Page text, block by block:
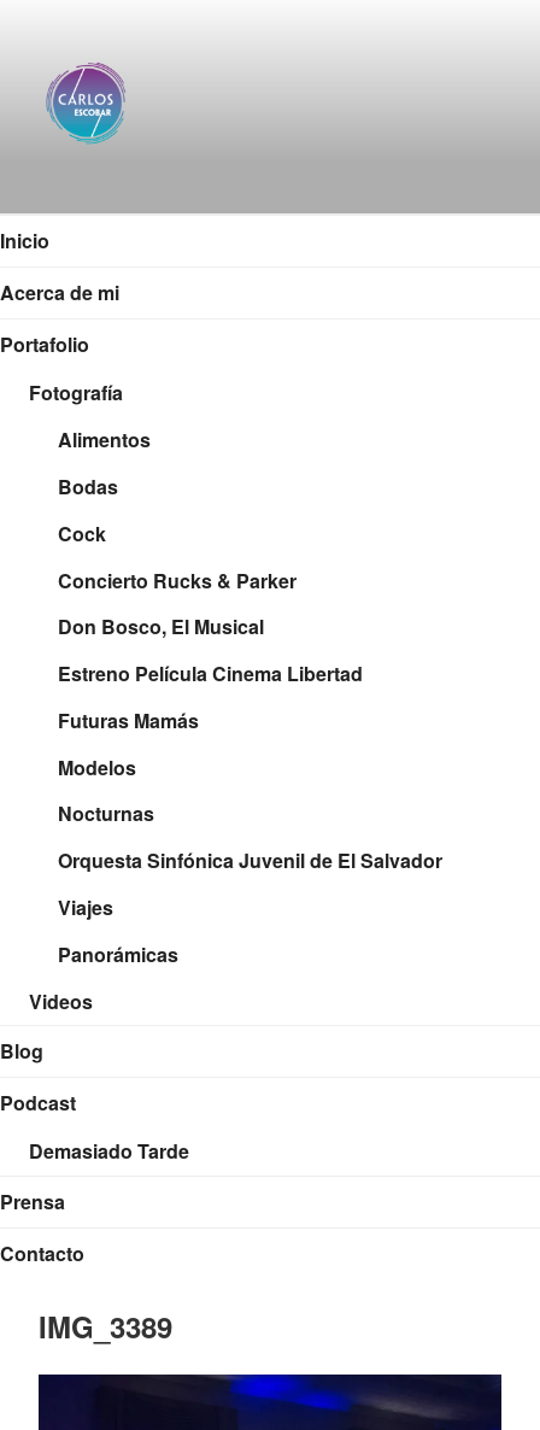
contenido
Inicio
Acerca de mi
Portafolio
Fotografía
Alimentos
Bodas
Cock
Concierto Rucks & Parker
Don Bosco, El Musical
Estreno Película Cinema Libertad
Futuras Mamás
Modelos
Nocturnas
Orquesta Sinfónica Juvenil de El Salvador
Viajes
Panorámicas
Videos
Blog
Podcast
Demasiado Tarde
Prensa
Contacto
IMG_3389